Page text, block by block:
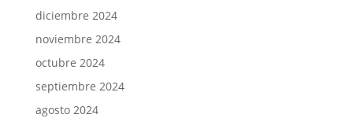
diciembre 2024
noviembre 2024
octubre 2024
septiembre 2024
agosto 2024